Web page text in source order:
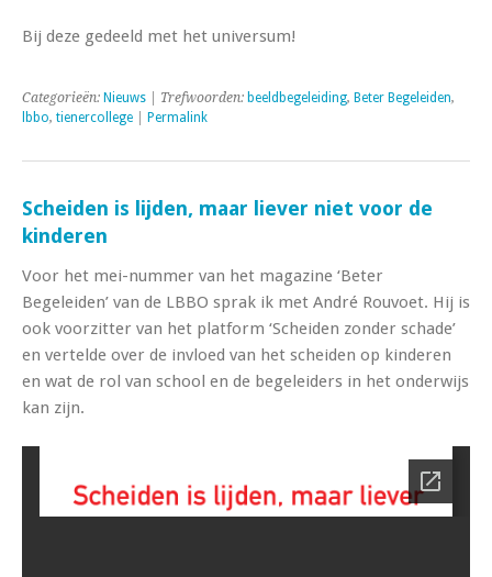
Bij deze gedeeld met het universum!
Categorieën: Nieuws | Trefwoorden: beeldbegeleiding, Beter Begeleiden,
lbbo, tienercollege Permalink
Scheiden is lijden, maar liever niet voor de
kinderen
Voor het mei-nummer van het magazine ‘Beter
Begeleiden’ van de LBBO sprak ik met André Rouvoet. Hij is
ook voorzitter van het platform ‘Scheiden zonder schade’
en vertelde over de invloed van het scheiden op kinderen
en wat de rol van school en de begeleiders in het onderwijs
kan zijn.